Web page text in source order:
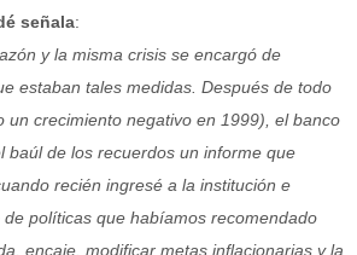
señala:
y la misma crisis se encargó de
estaban tales medidas. Después de todo
un crecimiento negativo en 1999), el banco
baúl de los recuerdos un informe que
recién ingresé a la institución e
políticas que habíamos recomendado
encaje, modificar metas inflacionarias y la